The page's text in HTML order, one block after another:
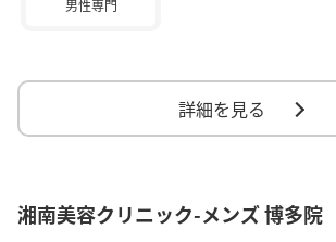
男性専門
詳細を見る
湘南美容クリニック-メンズ 博多院